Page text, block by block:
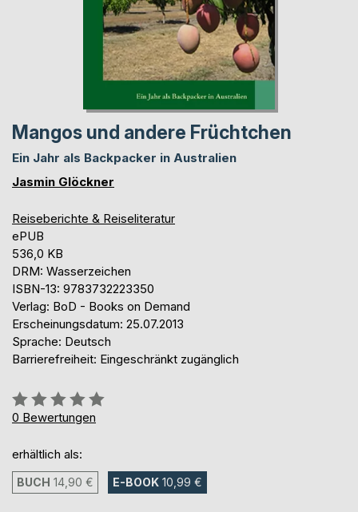
Mangos und andere Früchtchen
Ein Jahr als Backpacker in Australien
Jasmin Glöckner
Reiseberichte & Reiseliteratur
ePUB
536,0 KB
DRM: Wasserzeichen
ISBN-13: 9783732223350
Verlag: BoD - Books on Demand
Erscheinungsdatum: 25.07.2013
Sprache: Deutsch
Barrierefreiheit: Eingeschränkt zugänglich
Bewertung::
0%
0 Bewertungen
erhältlich als:
BUCH 14,90 € E-BOOK 10,99 €